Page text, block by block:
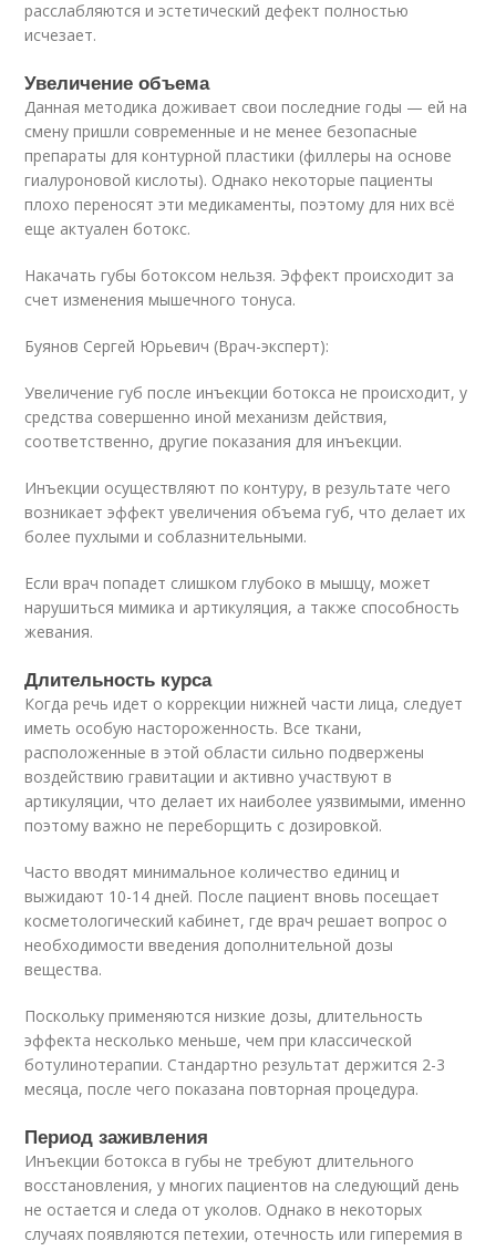
расслабляются и эстетический дефект полностью
исчезает.
Увеличение объема
Данная методика доживает свои последние годы — ей на
смену пришли современные и не менее безопасные
препараты для контурной пластики (филлеры на основе
гиалуроновой кислоты). Однако некоторые пациенты
плохо переносят эти медикаменты, поэтому для них всё
еще актуален ботокс.
Накачать губы ботоксом нельзя. Эффект происходит за
счет изменения мышечного тонуса.
Буянов Сергей Юрьевич (Врач-эксперт):
Увеличение губ после инъекции ботокса не происходит, у
средства совершенно иной механизм действия,
соответственно, другие показания для инъекции.
Инъекции осуществляют по контуру, в результате чего
возникает эффект увеличения объема губ, что делает их
более пухлыми и соблазнительными.
Если врач попадет слишком глубоко в мышцу, может
нарушиться мимика и артикуляция, а также способность
жевания.
Длительность курса
Когда речь идет о коррекции нижней части лица, следует
иметь особую настороженность. Все ткани,
расположенные в этой области сильно подвержены
воздействию гравитации и активно участвуют в
артикуляции, что делает их наиболее уязвимыми, именно
поэтому важно не переборщить с дозировкой.
Часто вводят минимальное количество единиц и
выжидают 10-14 дней. После пациент вновь посещает
косметологический кабинет, где врач решает вопрос о
необходимости введения дополнительной дозы
вещества.
Поскольку применяются низкие дозы, длительность
эффекта несколько меньше, чем при классической
ботулинотерапии. Стандартно результат держится 2-3
месяца, после чего показана повторная процедура.
Период заживления
Инъекции ботокса в губы не требуют длительного
восстановления, у многих пациентов на следующий день
не остается и следа от уколов. Однако в некоторых
случаях появляются петехии, отечность или гиперемия в